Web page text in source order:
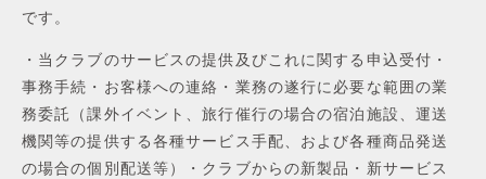
です。
・当クラブのサービスの提供及びこれに関する申込受付・
事務⼿続・お客様への連絡・業務の遂⾏に必要な範囲の業
務委託（課外イベント、旅⾏催⾏の場合の宿泊施設、運送
機関等の提供する各種サービス⼿配、および各種商品発送
の場合の個別配送等）・クラブからの新製品・新サービス